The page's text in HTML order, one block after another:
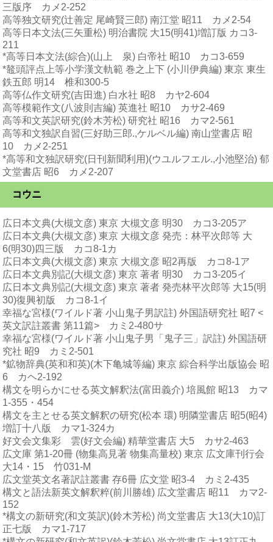
三版序 カメ2-252
高等独文研究(辻善定 尾崎賢三郎) 南江堂 昭11 カメ2-54
高等日本文法(三矢重松) 明治書院 大15(明41)増訂版 カコ3-
211
*高等日本文法(綜合)(山上ゝ泉) 白帝社 昭10 カコ3-659
*鼇頭評点上等小学漢文軌範 巻之上下 (小川伊典編) 東京 東生
鉄五郎 明14 椎和300-5
高等仏作文研究(吉田進) 白水社 昭8 カヤ2-604
高等模範作文(八波則吉編) 英進社 昭10 カサ2-469
高等和文英訳研究(鈴木芳松) 研究社 昭16 カマ2-561
高等和文独訳自習(三好助三郎.,ケルベル編) 南山堂書店 昭
10 カメ2-251
*高等和文独訳研究(日刊新聞利用)(ウユルフエル.,小池堅治) 郁
文堂書店 昭6 カメ2-207
コウニ
広日本文典(大槻文彦) 東京 大槻文彦 明30 カコ3-205ア
広日本文典(大槻文彦) 東京 大槻文彦 発売：林平次郎等 大
6(明30)四三版 カコ8-1カ
広日本文典(大槻文彦) 東京 大槻文彦 昭2再版 カコ8-1ア
広日本文典別記(大槻文彦) 東京 著者 明30 カコ3-205イ
広日本文典別記(大槻文彦) 東京 著者 発売林平次郎等 大15(明
30)復興初版 カコ8-1イ
幸福な宮様(ワイルド著 小山鬼子男訳註) 外国語研究社 昭7 <
英文訳註叢書 第11篇> カミ2-480サ
幸福な宮様(ワイルド著 小山鬼子男「鬼子三」訳註) 外国語研
究社 昭9 カミ2-501
*鉱物辞典(英和和英)(木下亀城等編) 東京 綜合科学出版協会 昭
6 カヘ2-192
構文を明らかにせる英文解釈法(富田義介) 培風館 昭13 カマ
1-355・454
構文を主とせる英文解釈の研究(松本 環) 明隣堂書店 昭5(昭4)
増訂十八版 カマ1-324カ
好文会文集彩 雲(好文会編) 精華堂書店 大5 カサ2-463
広文庫 第1-20冊 (物集高見著 物集高量校) 東京 広文庫刊行会
大14・15 竹031-M
広文堂英文名著訳註叢書 存6冊 広文堂 昭3-4 カミ2-435
構文と語法新英文解釈粹(前川勝雄) 広文堂書店 昭11 カマ2-
152
*構文の新研究(和文英訳)(鈴木芳松) 尚文堂書店 大13(大10)訂
正七版 カマ1-717